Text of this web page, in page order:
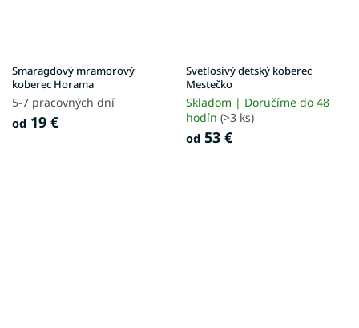
Smaragdový mramorový
koberec Horama
5-7 pracovných dní
od 19 €
Svetlosivý detský koberec
Mestečko
Skladom | Doručíme do 48
hodín (>3 ks)
od 53 €